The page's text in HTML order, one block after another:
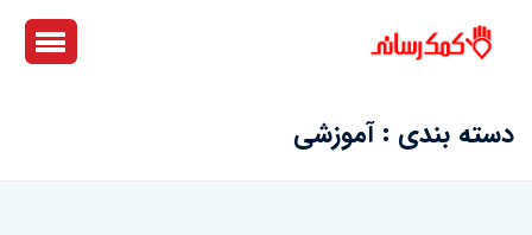
دسته بندی : آموزشی